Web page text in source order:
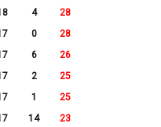
4
28
0
28
6
26
2
25
1
25
14
23